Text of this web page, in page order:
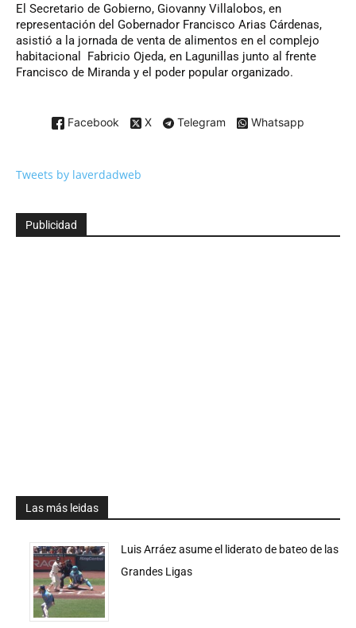
El Secretario de Gobierno, Giovanny Villalobos, en
representación del Gobernador Francisco Arias Cárdenas,
asistió a la jornada de venta de alimentos en el complejo
habitacional Fabricio Ojeda, en Lagunillas junto al frente
Francisco de Miranda y el poder popular organizado.
Facebook X Telegram Whatsapp
Tweets by laverdadweb
Publicidad
Las más leidas
Luis Arráez asume el liderato de bateo de las
Grandes Ligas